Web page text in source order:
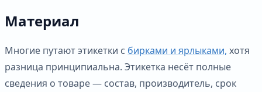
Материал
Многие путают этикетки с бирками и ярлыками, хотя
разница принципиальна. Этикетка несёт полные
сведения о товаре — состав, производитель, срок